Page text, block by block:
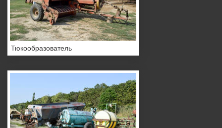
Тюкообразователь